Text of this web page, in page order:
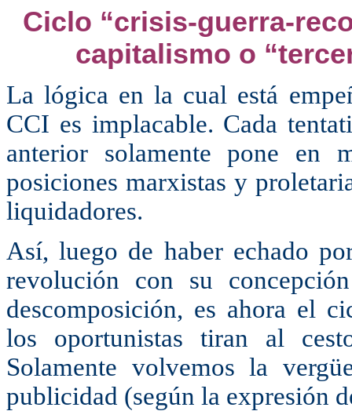
Ciclo “crisis-guerra-
capitalismo o
La lógica en la cual está
CCI es implacable. Cada
anterior solamente pone en
posiciones marxistas y
liquidadores.
Así, luego de haber echado
revolución con su
descomposición, es ahora el
los oportunistas tiran al
Solamente volvemos la
publicidad (según la expresión